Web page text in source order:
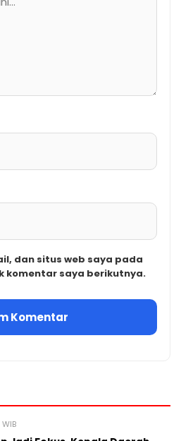
dan situs web saya pada
komentar saya berikutnya.